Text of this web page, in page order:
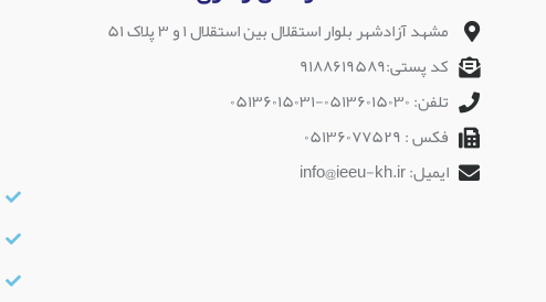
مشهد آزادشهر بلوار استقلال بین استقلال ۱ و ۳ پلاک ۵۱
کد پستی:۹۱۸۸۶۱۹۵۸۹
تلفن: ۰۵۱۳۶۰۱۵۰۳۰-۰۵۱۳۶۰۱۵۰۳۱
فکس : ۰۵۱۳۶۰۷۷۵۲۹
ایمیل: info@ieeu-kh.ir